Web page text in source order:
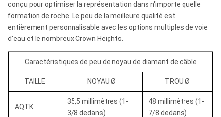
conçu pour optimiser la représentation dans n'importe quelle
formation de roche. Le peu de la meilleure qualité est
entièrement personnalisable avec les options multiples de voie
d'eau et le nombreux Crown Heights.
Caractéristiques de peu de noyau de diamant de câble
TAILLE NOYAU Ø TROU Ø
AQTK
35,5 millimètres (1-
3/8 dedans)
48 millimètres (1-
7/8 dedans)